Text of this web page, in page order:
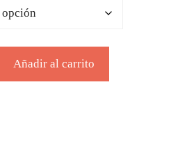
Botita
Añadir al carrito